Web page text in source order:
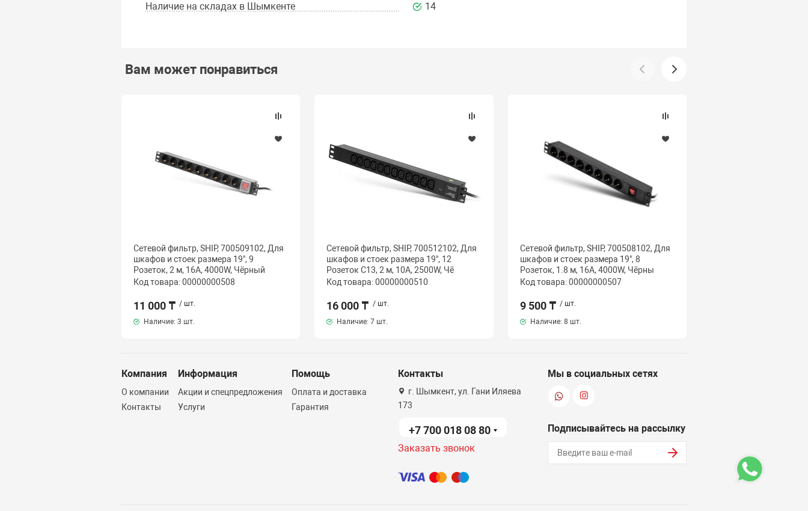
Наличие на складах в Шымкенте 14
Вам может понравиться
Сетевой фильтр, SHIP, 700509102, Для
шкафов и стоек размера 19", 9
Розеток, 2 м, 16A, 4000W, Чёрный
Код товара: 00000000508
11 000 ₸ / шт.
Наличие: 3 шт.
Сетевой фильтр, SHIP, 700512102, Для
шкафов и стоек размера 19", 12
Розеток C13, 2 м, 10A, 2500W, Чё
Код товара: 00000000510
16 000 ₸ / шт.
Наличие:7 шт.
Сетевой фильтр, SHIP, 700508102, Для
шкафов и стоек размера 19", 8
Розеток, 1.8 м, 16A, 4000W, Чёрны
Код товара: 00000000507
9 500 ₸ / шт.
Наличие: 8 шт.
Компания
О компании
Контакты
Информация
Акции и спецпредложения
Услуги
Помощь
Оплата и доставка
Гарантия
Контакты
г. Шымкент, ул. Гани Иляева
173
+7 700 018 08 80
Заказать звонок
Мы в социальных сетях
Подписывайтесь на рассылку